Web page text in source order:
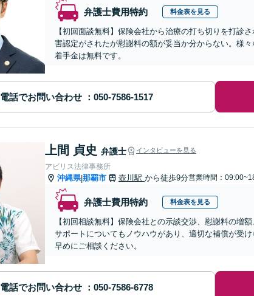
弁護士費用特約 料金表を見る
【初回面談無料】保険会社から治療の打ち切りを打診
害認定がされたが慰謝料の額が妥当か分からない。様
着手金は無料です。
電話でお問い合わせ
上間 貞史 弁護士 インタビューを見る
アビリス法律事務所
沖縄県|那覇市 壺川駅 から徒歩9分営業時間：
弁護士費用特約 料金表を見る
【初回相談無料】保険会社との示談交渉、慰謝料の増
サポートについてもノウハウがあり、適切な補償が受
早めにご相談ください。
電話でお問い合わせ